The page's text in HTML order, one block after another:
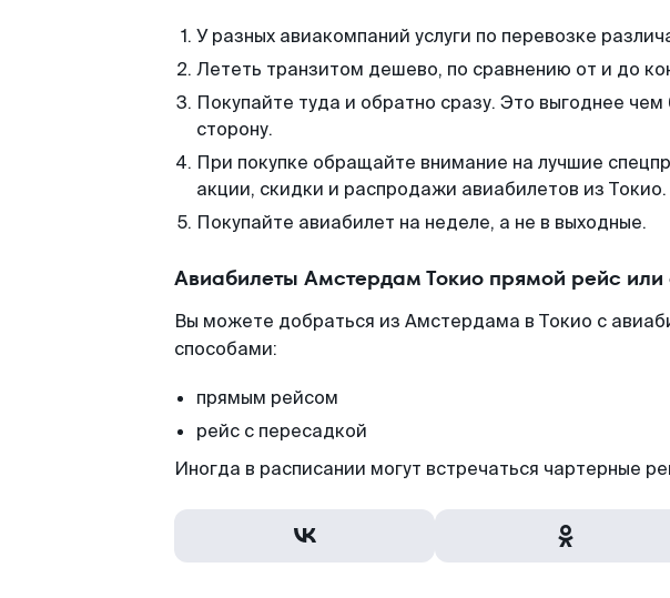
У разных авиакомпаний услуги по перевозке
Лететь транзитом дешево, по сравнению от и до
Покупайте туда и обратно сразу. Это выгоднее
сторону.
При покупке обращайте внимание на лучшие
акции, скидки и распродажи авиабилетов из Токио.
Покупайте авиабилет на неделе, а не в выходные.
Авиабилеты Амстердам Токио прямой рейс
Вы можете добраться из Амстердама в Токио с
способами:
прямым рейсом
рейс с пересадкой
Иногда в расписании могут встречаться чартерные